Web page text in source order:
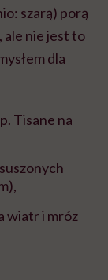
szarą) porą
ale nie jest to
dla
Tisane na
wiatr i mróz